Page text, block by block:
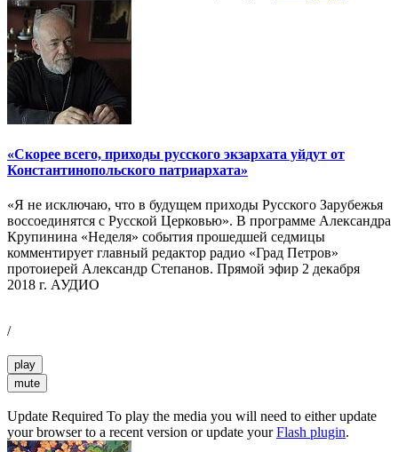
«Скорее всего, приходы русского экзархата уйдут от
Константинопольского патриархата»
«Я не исключаю, что в будущем приходы Русского Зарубежья
воссоединятся с Русской Церковью». В программе Александра
Крупинина «Неделя» события прошедшей седмицы
комментирует главный редактор радио «Град Петров»
протоиерей Александр Степанов. Прямой эфир 2 декабря
2018 г. АУДИО
/
play
mute
Update Required To play the media you will need to either update
your browser to a recent version or update yourFlash plugin.